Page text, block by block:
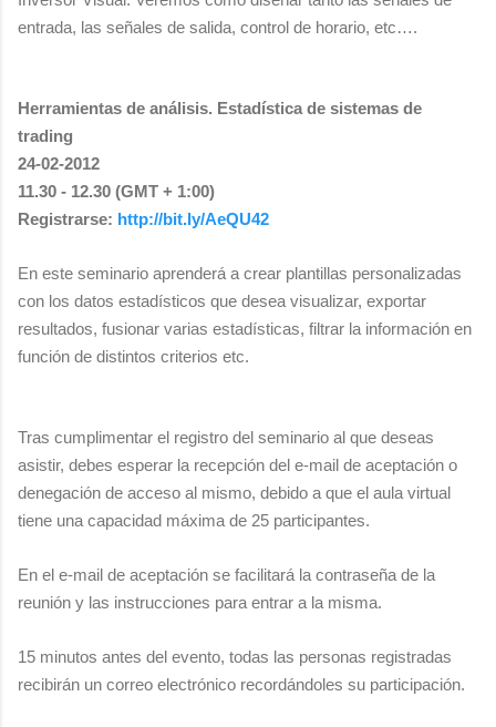
entrada, las señales de salida, control de horario, etc….
Herramientas de análisis. Estadística de sistemas de
trading
24-02-2012
11.30 - 12.30 (GMT + 1:00)
Registrarse: http://bit.ly/AeQU42
En este seminario aprenderá a crear plantillas personalizadas
con los datos estadísticos que desea visualizar, exportar
resultados, fusionar varias estadísticas, filtrar la información en
función de distintos criterios etc.
Tras cumplimentar el registro del seminario al que deseas
asistir, debes esperar la recepción del e-mail de aceptación o
denegación de acceso al mismo, debido a que el aula virtual
tiene una capacidad máxima de 25 participantes.
En el e-mail de aceptación se facilitará la contraseña de la
reunión y las instrucciones para entrar a la misma.
15 minutos antes del evento, todas las personas registradas
recibirán un correo electrónico recordándoles su participación.